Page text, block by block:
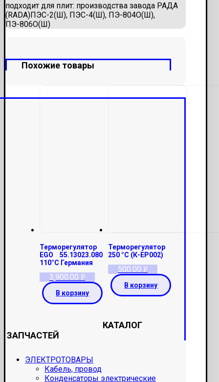
подходит для плит: производства завода РАДА
(RADA)ПЭС-2(Ш), ПЭС-4(Ш), ПЭ-804О(Ш),
ПЭ-806О(Ш)
Похожие товары
Терморегулятор
EGO 55.13023.080
110°С Германия
3,900.00 Р
В корзину
Терморегулятор
250 °С (К-ЕР002)
500.00 Р
В корзину
КАТАЛОГ
ЗАПЧАСТЕЙ
ЭЛЕКТРОТОВАРЫ
Кабель, провод
Конденсаторы электрические